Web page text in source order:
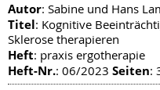
Autor: Sabine und Hans
Titel: Kognitive
Sklerose therapieren
Heft: praxis ergotherapie
Heft-Nr.: 06/2023 Seiten: